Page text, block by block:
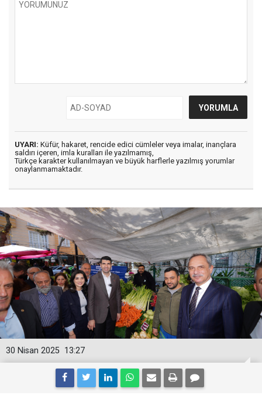
UYARI: Küfür, hakaret, rencide edici cümleler veya imalar, inançlara
saldırı içeren, imla kuralları ile yazılmamış,
Türkçe karakter kullanılmayan ve büyük harflerle yazılmış yorumlar
onaylanmamaktadır.
13:27
30 Nisan 2025